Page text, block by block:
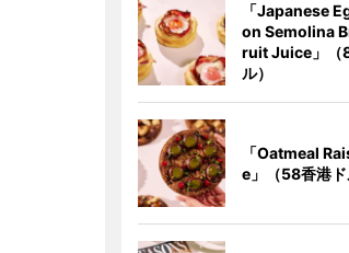
「Japanese
on Semolina
ruit Juice」（
ル）
「Oatmeal
e」（58香港ド